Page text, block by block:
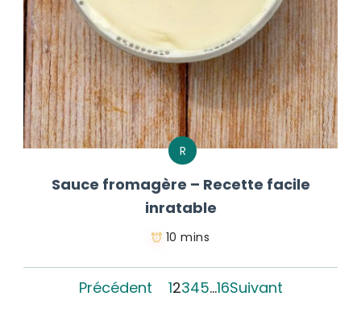
R
Sauce fromagère – Recette facile
inratable
10 mins
Précédent 12345…16Suivant